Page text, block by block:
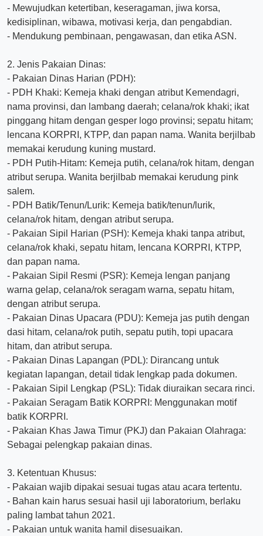
- Mewujudkan ketertiban, keseragaman, jiwa korsa,
kedisiplinan, wibawa, motivasi kerja, dan pengabdian.
- Mendukung pembinaan, pengawasan, dan etika ASN.
2. Jenis Pakaian Dinas:
- Pakaian Dinas Harian (PDH):
- PDH Khaki: Kemeja khaki dengan atribut Kemendagri,
nama provinsi, dan lambang daerah; celana/rok khaki; ikat
pinggang hitam dengan gesper logo provinsi; sepatu hitam;
lencana KORPRI, KTPP, dan papan nama. Wanita berjilbab
memakai kerudung kuning mustard.
- PDH Putih-Hitam: Kemeja putih, celana/rok hitam, dengan
atribut serupa. Wanita berjilbab memakai kerudung pink
salem.
- PDH Batik/Tenun/Lurik: Kemeja batik/tenun/lurik,
celana/rok hitam, dengan atribut serupa.
- Pakaian Sipil Harian (PSH): Kemeja khaki tanpa atribut,
celana/rok khaki, sepatu hitam, lencana KORPRI, KTPP,
dan papan nama.
- Pakaian Sipil Resmi (PSR): Kemeja lengan panjang
warna gelap, celana/rok seragam warna, sepatu hitam,
dengan atribut serupa.
- Pakaian Dinas Upacara (PDU): Kemeja jas putih dengan
dasi hitam, celana/rok putih, sepatu putih, topi upacara
hitam, dan atribut serupa.
- Pakaian Dinas Lapangan (PDL): Dirancang untuk
kegiatan lapangan, detail tidak lengkap pada dokumen.
- Pakaian Sipil Lengkap (PSL): Tidak diuraikan secara rinci.
- Pakaian Seragam Batik KORPRI: Menggunakan motif
batik KORPRI.
- Pakaian Khas Jawa Timur (PKJ) dan Pakaian Olahraga:
Sebagai pelengkap pakaian dinas.
3. Ketentuan Khusus:
- Pakaian wajib dipakai sesuai tugas atau acara tertentu.
- Bahan kain harus sesuai hasil uji laboratorium, berlaku
paling lambat tahun 2021.
- Pakaian untuk wanita hamil disesuaikan.